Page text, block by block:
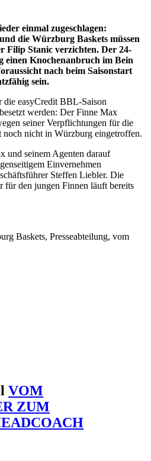
einmal zugeschlagen:
die Würzburg Baskets müssen
Filip Stanic verzichten. Der 24-
einen Knochenanbruch im Bein
nach beim Saisonstart
sein.
die easyCredit BBL-Saison
werden: Der Finne Max
seiner Verpflichtungen für die
noch nicht in Würzburg eingetroffen.
und seinem Agenten darauf
Einvernehmen
Steffen Liebler. Die
für den jungen Finnen läuft bereits
Baskets, Presseabteilung, vom
VOM
ZUM